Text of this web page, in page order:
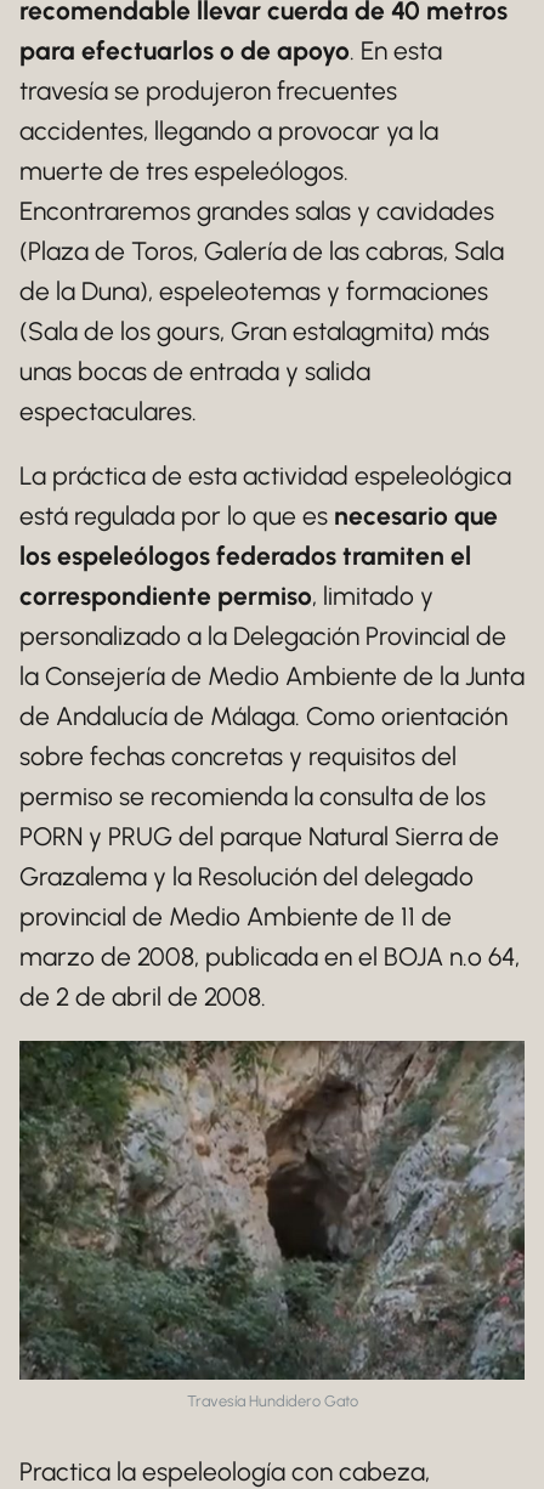
recomendable llevar cuerda de 40 metros
para efectuarlos o de apoyo. En esta
travesía se produjeron frecuentes
accidentes, llegando a provocar ya la
muerte de tres espeleólogos.
Encontraremos grandes salas y cavidades
(Plaza de Toros, Galería de las cabras, Sala
de la Duna), espeleotemas y formaciones
(Sala de los gours, Gran estalagmita) más
unas bocas de entrada y salida
espectaculares.
La práctica de esta actividad espeleológica
está regulada por lo que es necesario que
los espeleólogos federados tramiten el
correspondiente permiso, limitado y
personalizado a la Delegación Provincial de
la Consejería de Medio Ambiente de la Junta
de Andalucía de Málaga. Como orientación
sobre fechas concretas y requisitos del
permiso se recomienda la consulta de los
PORN y PRUG del parque Natural Sierra de
Grazalema y la Resolución del delegado
provincial de Medio Ambiente de 11 de
marzo de 2008, publicada en el BOJA n.º 64,
de 2 de abril de 2008.
Travesía Hundidero Gato
Practica la espeleología con cabeza,